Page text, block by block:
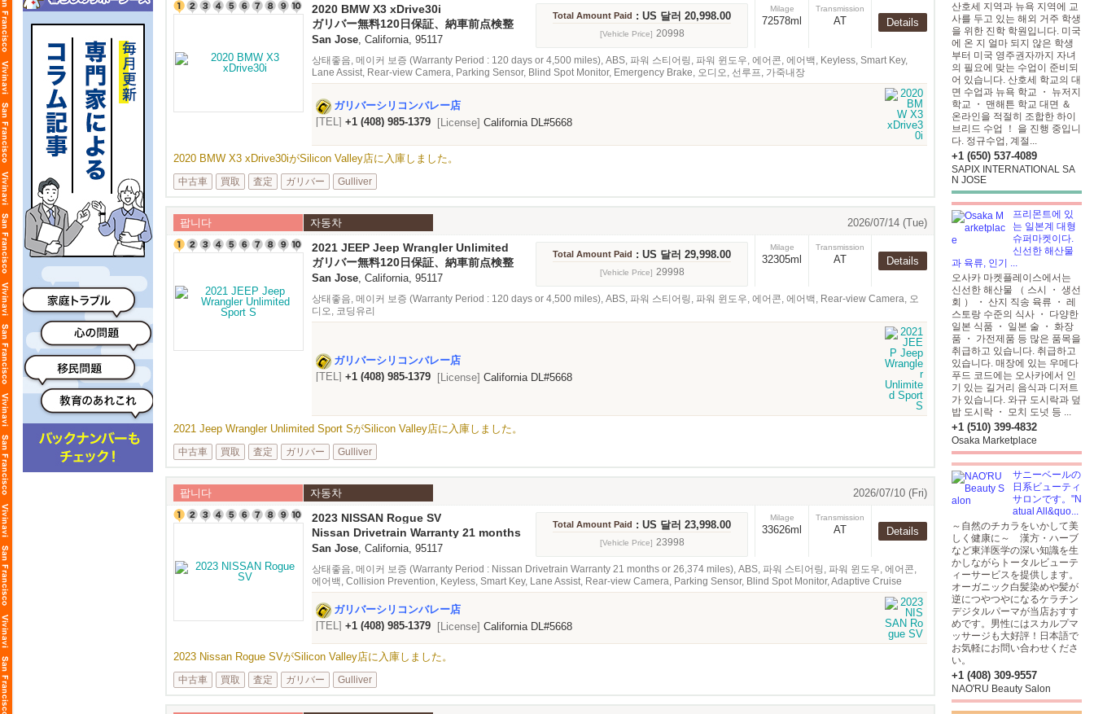
2020 BMW X3 xDrive30i
ガリバー無料120日保証、納車前点検整
備
San Jose, California, 95117
Total Amount Paid : US 달러 20,998.00
[Vehicle Price] 20998
Milage
72578ml
Transmission
AT Details
상태좋음, 메이커 보증 (Warranty Period : 120 days or 4,500 miles), ABS, 파워 스티어링, 파워 윈도우, 에어콘, 에어백, Keyless, Smart Key,
Lane Assist, Rear-view Camera, Parking Sensor, Blind Spot Monitor, Emergency Brake, 오디오, 선루프, 가죽내장
ガリバーシリコンバレー店
[TEL] +1 (408) 985-1379 [License] California DL#5668
2020 BMW X3 xDrive30iがSilicon Valley店に入庫しました。
中古車 買取 査定 ガリバー Gulliver
팝니다 자동차 2026/07/14 (Tue)
2021 JEEP Jeep Wrangler Unlimited
Sport S
ガリバー無料120日保証、納車前点検整
備
San Jose, California, 95117
Total Amount Paid : US 달러 29,998.00
[Vehicle Price] 29998
Milage
32305ml
Transmission
AT Details
상태좋음, 메이커 보증 (Warranty Period : 120 days or 4,500 miles), ABS, 파워 스티어링, 파워 윈도우, 에어콘, 에어백, Rear-view Camera, 오
디오, 코딩유리
ガリバーシリコンバレー店
[TEL] +1 (408) 985-1379 [License] California DL#5668
2021 Jeep Wrangler Unlimited Sport SがSilicon Valley店に入庫しました。
中古車 買取 査定 ガリバー Gulliver
팝니다 자동차 2026/07/10 (Fri)
2023 NISSAN Rogue SV
Nissan Drivetrain Warranty 21 months
or 26,374 miles
San Jose, California, 95117
Total Amount Paid : US 달러 23,998.00
[Vehicle Price] 23998
Milage
33626ml
Transmission
AT Details
상태좋음, 메이커 보증 (Warranty Period : Nissan Drivetrain Warranty 21 months or 26,374 miles), ABS, 파워 스티어링, 파워 윈도우, 에어콘,
에어백, Collision Prevention, Keyless, Smart Key, Lane Assist, Rear-view Camera, Parking Sensor, Blind Spot Monitor, Adaptive Cruise
Control, Emergency Brake, 오디오
ガリバーシリコンバレー店
[TEL] +1 (408) 985-1379 [License] California DL#5668
2023 Nissan Rogue SVがSilicon Valley店に入庫しました。
中古車 買取 査定 ガリバー Gulliver
산호세 지역과 뉴욕 지역에 교
사를 두고 있는 해외 거주 학생
을 위한 진학 학원입니다. 미국
에 온 지 얼마 되지 않은 학생
부터 미국 영주권자까지 자녀
의 필요에 맞는 수업이 준비되
어 있습니다. 산호세 학교의 대
면 수업과 뉴욕 학교 ・ 뉴저지
학교 ・ 맨해튼 학교 대면 ＆
온라인을 적절히 조합한 하이
브리드 수업 ！ 을 진행 중입니
다. 정규수업, 계절...
+1 (650) 537-4089
SAPIX INTERNATIONAL SA
N JOSE
프리몬트에 있
는 일본계 대형
슈퍼마켓이다.
신선한 해산물
과 육류, 인기 ...
오사카 마켓플레이스에서는
신선한 해산물 （ 스시 ・ 생선
회 ） ・ 산지 직송 육류 ・ 레
스토랑 수준의 식사 ・ 다양한
일본 식품 ・ 일본 술 ・ 화장
품 ・ 가전제품 등 많은 품목을
취급하고 있습니다. 취급하고
있습니다. 매장에 있는 우메다
푸드 코드에는 오사카에서 인
기 있는 길거리 음식과 디저트
가 있습니다. 와규 도시락과 덮
밥 도시락 ・ 모치 도넛 등 ...
+1 (510) 399-4832
Osaka Marketplace
サニーベールの
日系ビューティ
サロンです。"N
atual All&quo...
～自然のチカラをいかして美
しく健康に～ 漢方・ハーブ
など東洋医学の深い知識を生
かしながらトータルビューテ
ィーサービスを提供します。
オーガニック白髪染めや髪が
逆につやつやになるケラチン
デジタルパーマが当店おすす
めです。男性にはスカルプマ
ッサージも大好評！日本語で
お気軽にお問い合わせくださ
い。
+1 (408) 309-9557
NAO'RU Beauty Salon